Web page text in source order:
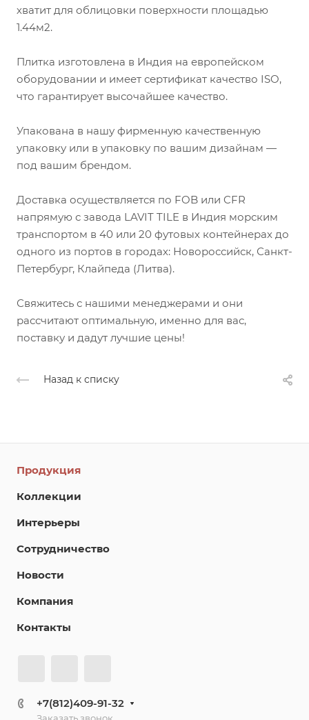
хватит для облицовки поверхности площадью
1.44м2.
Плитка изготовлена в Индия на европейском
оборудовании и имеет сертификат качество ISO,
что гарантирует высочайшее качество.
Упакована в нашу фирменную качественную
упаковку или в упаковку по вашим дизайнам —
под вашим брендом.
Доставка осуществляется по FOB или CFR
напрямую с завода LAVIT TILE в Индия морским
транспортом в 40 или 20 футовых контейнерах до
одного из портов в городах: Новороссийск, Санкт-
Петербург, Клайпеда (Литва).
Свяжитесь с нашими менеджерами и они
рассчитают оптимальную, именно для вас,
поставку и дадут лучшие цены!
Назад к списку
Продукция
Коллекции
Интерьеры
Сотрудничество
Новости
Компания
Контакты
+7(812)409-91-32